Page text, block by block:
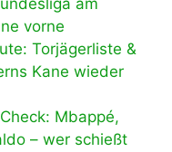
am
vorne
Torjägerliste &
Kane wieder
Mbappé,
– wer schießt